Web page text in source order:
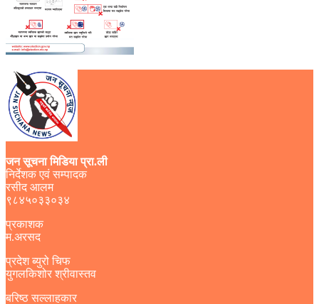
जन सूचना मिडिया प्रा.ली
निर्देशक एवं सम्पादक
रसीद आलम
९८४५०३३०३४
प्रकाशक
म.अरसद
प्रदेश ब्युरो चिफ
युगलकिशोर श्रीवास्तव
बरिष्ठ सल्लाहकार